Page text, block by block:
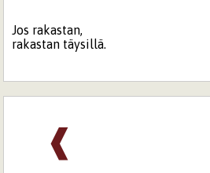
Jos rakastan,
rakastan täysillä.
❰